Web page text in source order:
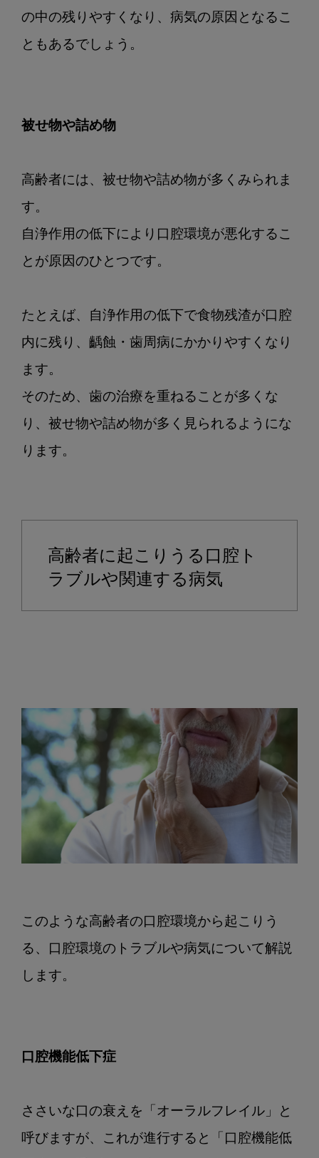
の中の残りやすくなり、病気の原因となるこ
ともあるでしょう。
被せ物や詰め物
高齢者には、被せ物や詰め物が多くみられま
す。
自浄作用の低下により口腔環境が悪化するこ
とが原因のひとつです。
たとえば、自浄作用の低下で食物残渣が口腔
内に残り、齲蝕・歯周病にかかりやすくなり
ます。
そのため、歯の治療を重ねることが多くな
り、被せ物や詰め物が多く見られるようにな
ります。
高齢者に起こりうる口腔ト
ラブルや関連する病気
このような高齢者の口腔環境から起こりう
る、口腔環境のトラブルや病気について解説
します。
口腔機能低下症
ささいな口の衰えを「オーラルフレイル」と
呼びますが、これが進行すると「口腔機能低